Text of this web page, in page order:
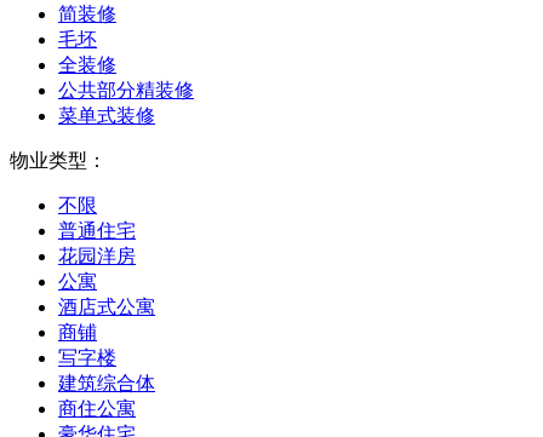
简装修
毛坯
全装修
公共部分精装修
菜单式装修
物业类型：
不限
普通住宅
花园洋房
公寓
酒店式公寓
商铺
写字楼
建筑综合体
商住公寓